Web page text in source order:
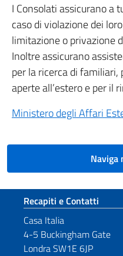
I Consolati assicurano a
caso di violazione dei
limitazione o privazione
Inoltre assicurano
per la ricerca di familiari,
aperte all’estero e per il
Ministero degli Affari
Naviga
Sezione
Recapiti e Contatti
Casa Italia
4-5 Buckingham Gate
Londra SW1E 6JP